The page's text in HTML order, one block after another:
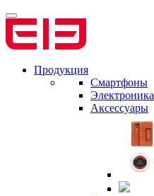
Продукция
Смартфоны
Электроника
Аксессуары